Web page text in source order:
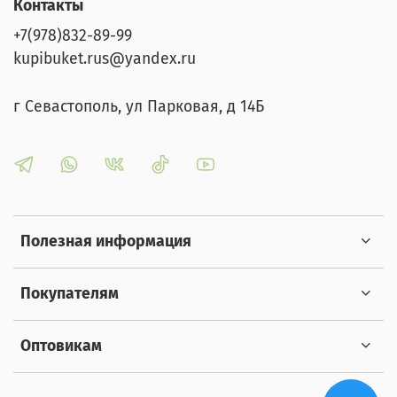
Оперативная доставка Мы гарантируем быструю и
надежную доставку, чтобы ваш букет был свежим и
безупречным. Подарите радость и эмоции с нашим
авторским сборным букетом!
Полезная информация
Покупателям
Оптовикам
Контакты
+7(978)832-89-99
kupibuket.rus@yandex.ru
г Севастополь, ул Парковая, д 14Б